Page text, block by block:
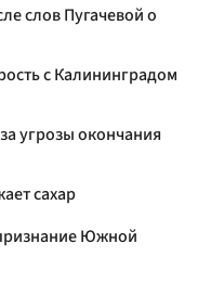
слов Пугачевой о
с Калининградом
угрозы окончания
сахар
Южной